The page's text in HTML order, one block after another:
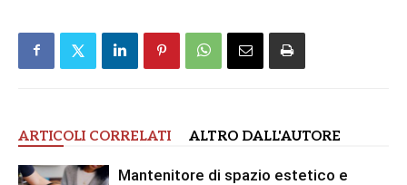
ARTICOLI CORRELATI ALTRO DALL'AUTORE
Mantenitore di spazio estetico e